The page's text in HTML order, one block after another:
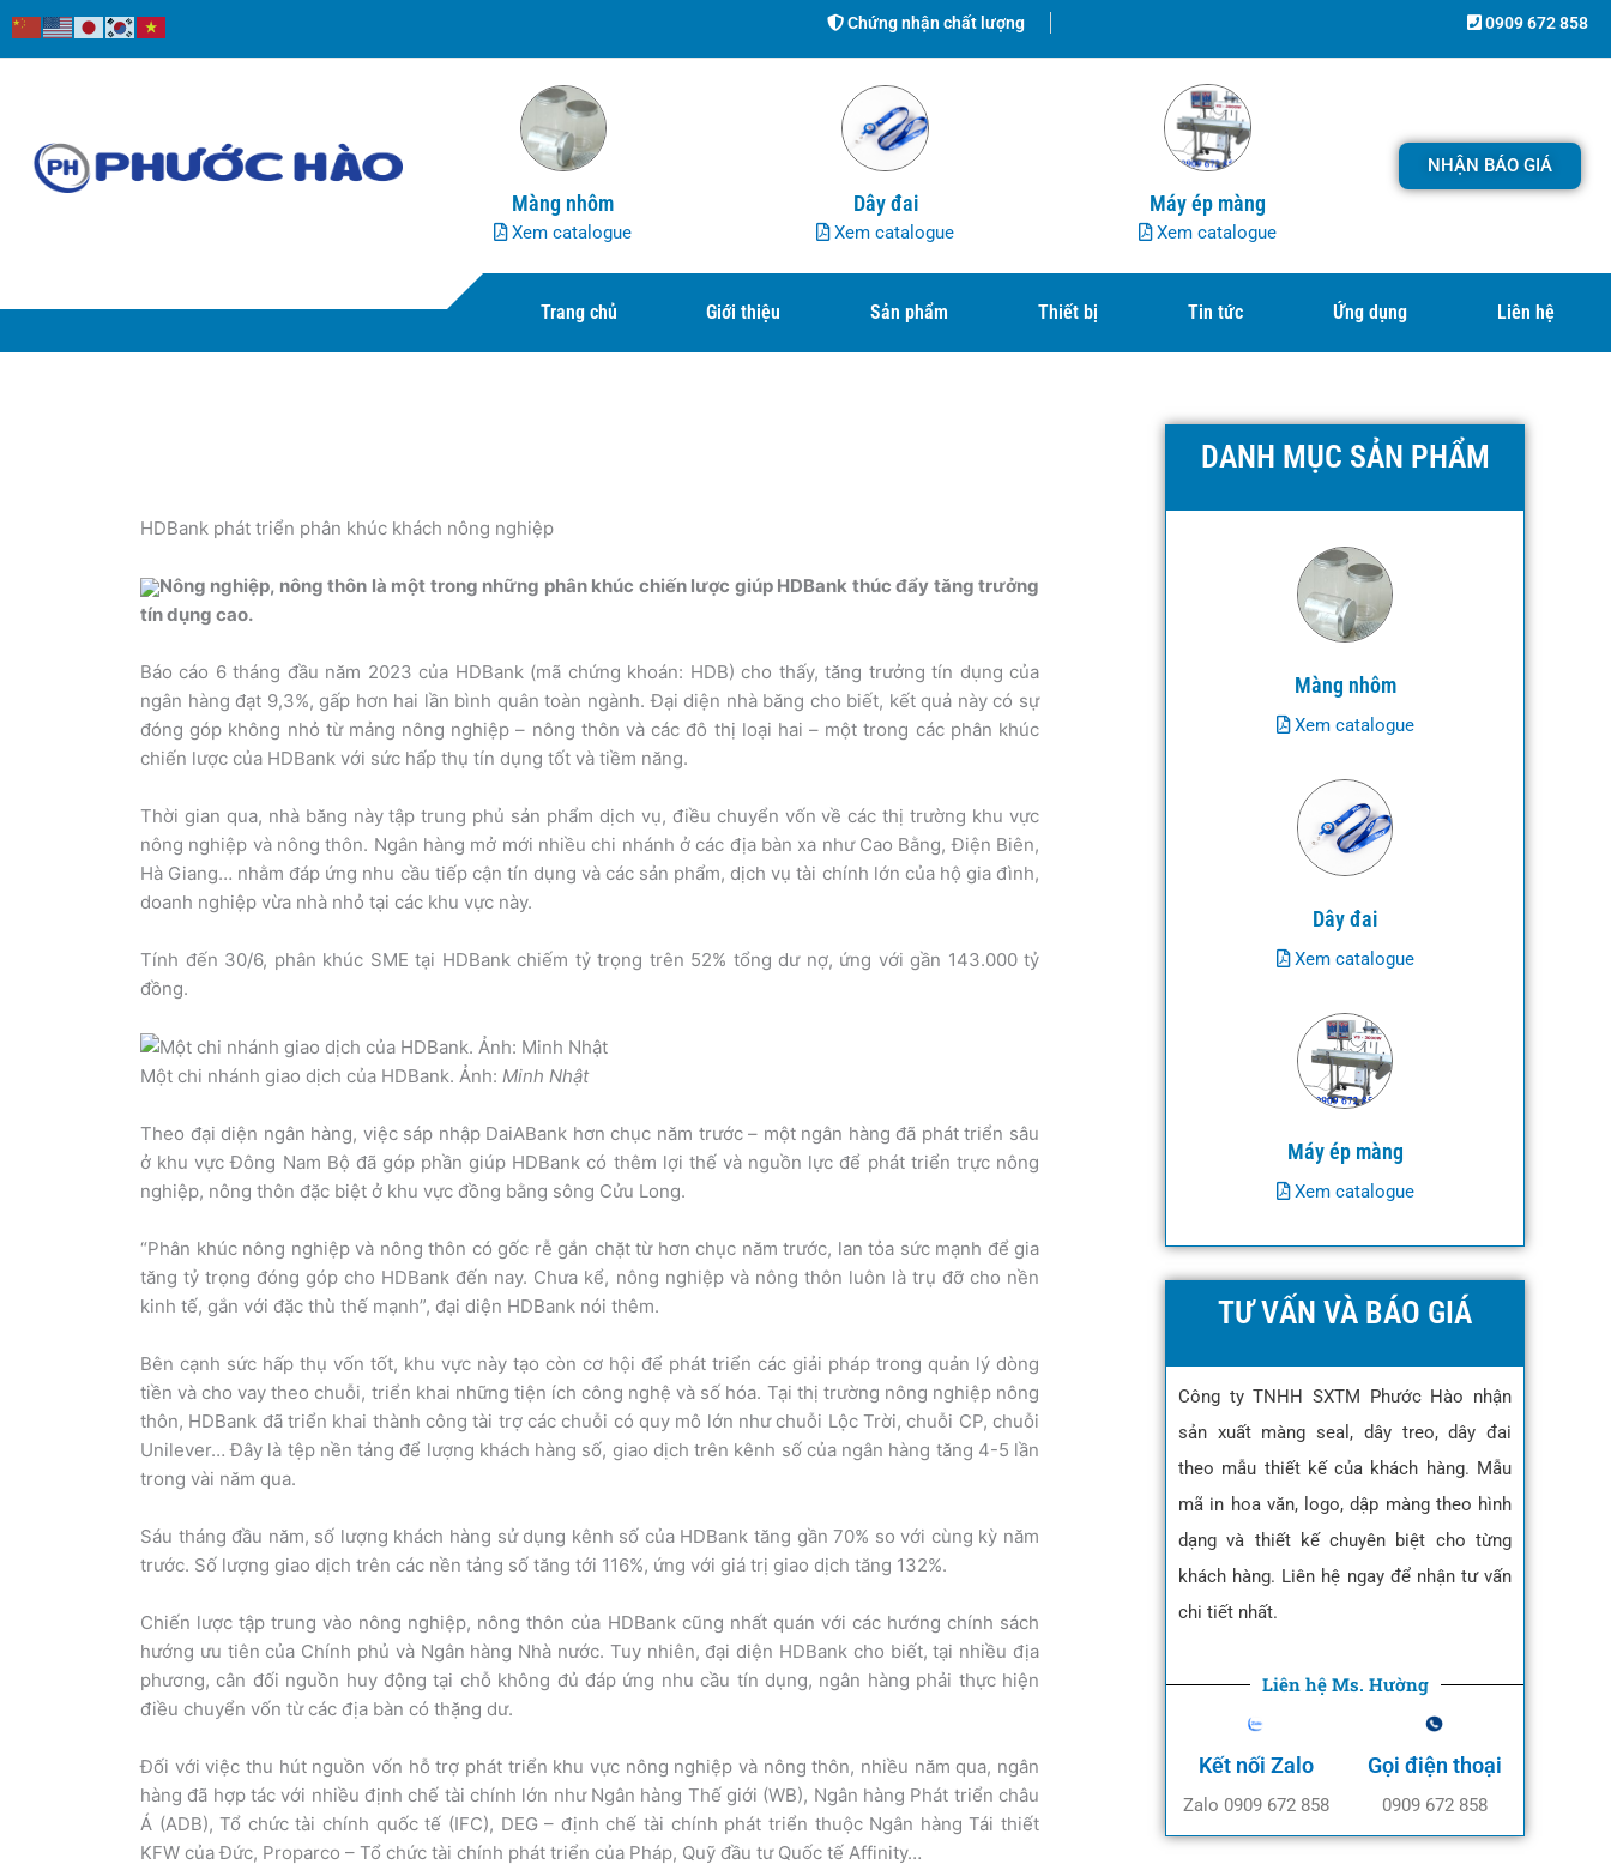
Nhảy
tới
Chứng nhận chất lượng 0909 672 858
Màng nhôm
Xem catalogue
Dây đai
Xem catalogue
Máy ép màng
Xem catalogue
NHẬN BÁO GIÁ
Trang chủ Giới thiệu Sản phẩm Thiết bị Tin tức Ứng dụng Liên hệ
HDBank phát triển phân khúc khách nông nghiệp
Nông nghiệp, nông thôn là một trong những phân khúc chiến lược giúp HDBank thúc đẩy tăng trưởng
tín dụng cao.
Báo cáo 6 tháng đầu năm 2023 của HDBank (mã chứng khoán: HDB) cho thấy, tăng trưởng tín dụng của
ngân hàng đạt 9,3%, gấp hơn hai lần bình quân toàn ngành. Đại diện nhà băng cho biết, kết quả này có sự
đóng góp không nhỏ từ mảng nông nghiệp – nông thôn và các đô thị loại hai – một trong các phân khúc
chiến lược của HDBank với sức hấp thụ tín dụng tốt và tiềm năng.
Thời gian qua, nhà băng này tập trung phủ sản phẩm dịch vụ, điều chuyển vốn về các thị trường khu vực
nông nghiệp và nông thôn. Ngân hàng mở mới nhiều chi nhánh ở các địa bàn xa như Cao Bằng, Điện Biên,
Hà Giang… nhằm đáp ứng nhu cầu tiếp cận tín dụng và các sản phẩm, dịch vụ tài chính lớn của hộ gia đình,
doanh nghiệp vừa nhà nhỏ tại các khu vực này.
Tính đến 30/6, phân khúc SME tại HDBank chiếm tỷ trọng trên 52% tổng dư nợ, ứng với gần 143.000 tỷ
đồng.
Một chi nhánh giao dịch của HDBank. Ảnh: Minh Nhật
Theo đại diện ngân hàng, việc sáp nhập DaiABank hơn chục năm trước – một ngân hàng đã phát triển sâu
ở khu vực Đông Nam Bộ đã góp phần giúp HDBank có thêm lợi thế và nguồn lực để phát triển trực nông
nghiệp, nông thôn đặc biệt ở khu vực đồng bằng sông Cửu Long.
“Phân khúc nông nghiệp và nông thôn có gốc rễ gắn chặt từ hơn chục năm trước, lan tỏa sức mạnh để gia
tăng tỷ trọng đóng góp cho HDBank đến nay. Chưa kể, nông nghiệp và nông thôn luôn là trụ đỡ cho nền
kinh tế, gắn với đặc thù thế mạnh”, đại diện HDBank nói thêm.
Bên cạnh sức hấp thụ vốn tốt, khu vực này tạo còn cơ hội để phát triển các giải pháp trong quản lý dòng
tiền và cho vay theo chuỗi, triển khai những tiện ích công nghệ và số hóa. Tại thị trường nông nghiệp nông
thôn, HDBank đã triển khai thành công tài trợ các chuỗi có quy mô lớn như chuỗi Lộc Trời, chuỗi CP, chuỗi
Unilever… Đây là tệp nền tảng để lượng khách hàng số, giao dịch trên kênh số của ngân hàng tăng 4-5 lần
trong vài năm qua.
Sáu tháng đầu năm, số lượng khách hàng sử dụng kênh số của HDBank tăng gần 70% so với cùng kỳ năm
trước. Số lượng giao dịch trên các nền tảng số tăng tới 116%, ứng với giá trị giao dịch tăng 132%.
Chiến lược tập trung vào nông nghiệp, nông thôn của HDBank cũng nhất quán với các hướng chính sách
hướng ưu tiên của Chính phủ và Ngân hàng Nhà nước. Tuy nhiên, đại diện HDBank cho biết, tại nhiều địa
phương, cân đối nguồn huy động tại chỗ không đủ đáp ứng nhu cầu tín dụng, ngân hàng phải thực hiện
điều chuyển vốn từ các địa bàn có thặng dư.
Đối với việc thu hút nguồn vốn hỗ trợ phát triển khu vực nông nghiệp và nông thôn, nhiều năm qua, ngân
hàng đã hợp tác với nhiều định chế tài chính lớn như Ngân hàng Thế giới (WB), Ngân hàng Phát triển châu
Á (ADB), Tổ chức tài chính quốc tế (IFC), DEG – định chế tài chính phát triển thuộc Ngân hàng Tái thiết
KFW của Đức, Proparco – Tổ chức tài chính phát triển của Pháp, Quỹ đầu tư Quốc tế Affinity…
DANH MỤC SẢN PHẨM
Màng nhôm
Xem catalogue
Dây đai
Xem catalogue
Máy ép màng
Xem catalogue
TƯ VẤN VÀ BÁO GIÁ
Công ty TNHH SXTM Phước Hào nhận
sản xuất màng seal, dây treo, dây đai
theo mẫu thiết kế của khách hàng. Mẫu
mã in hoa văn, logo, dập màng theo hình
dạng và thiết kế chuyên biệt cho từng
khách hàng. Liên hệ ngay để nhận tư vấn
chi tiết nhất.
Liên hệ Ms. Hường
Kết nối Zalo
Zalo 0909 672 858
Gọi điện thoại
0909 672 858